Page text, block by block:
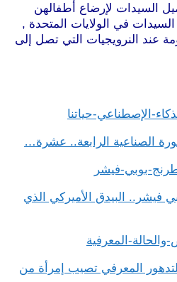
السيدات لإرضاع أطفالهن
في الولايات المتحدة ,
عند النرويجيات التي تصل إلى
الصناعية الرابعة.. عشرة…
فيشر.. البيدق الأميركي الذي
المعرفي تصيب إمرأة من